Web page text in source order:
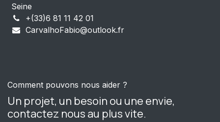
Seine
+(33)6 81 11 42 01
CarvalhoFabio@outlook.fr
Comment pouvons nous aider ?
Un projet, un besoin ou une envie,
contactez nous au plus vite.